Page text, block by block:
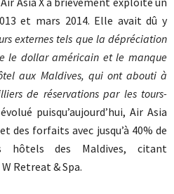
et mars 2014. Elle avait dû y
externes tels que la dépréciation
le dollar américain et le manque
aux Maldives, qui ont abouti à
de réservations par les tours-
puisqu’aujourd’hui, Air Asia
des forfaits avec jusqu’à 40% de
hôtels des Maldives, citant
Retreat & Spa.